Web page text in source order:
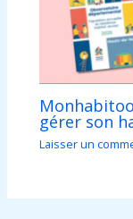
gérer son
Laisser un